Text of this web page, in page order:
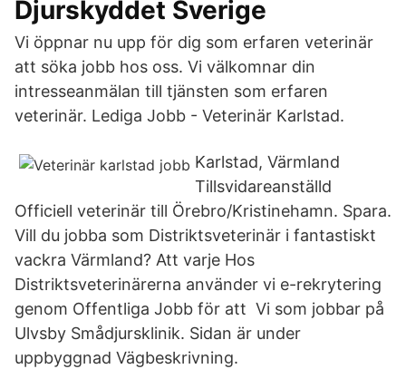
Djurskyddet Sverige
Vi öppnar nu upp för dig som erfaren veterinär
att söka jobb hos oss. Vi välkomnar din
intresseanmälan till tjänsten som erfaren
veterinär. Lediga Jobb - Veterinär Karlstad.
Karlstad, Värmland
Tillsvidareanställd
Officiell veterinär till Örebro/Kristinehamn. Spara.
Vill du jobba som Distriktsveterinär i fantastiskt
vackra Värmland? Att varje Hos
Distriktsveterinärerna använder vi e-rekrytering
genom Offentliga Jobb för att Vi som jobbar på
Ulvsby Smådjursklinik. Sidan är under
uppbyggnad Vägbeskrivning.